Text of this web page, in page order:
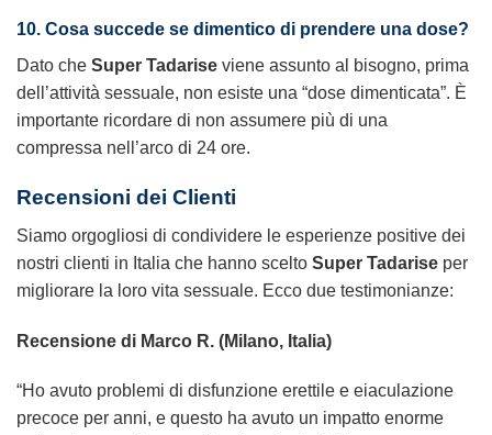
10. Cosa succede se dimentico di prendere una dose?
Dato che Super Tadarise viene assunto al bisogno, prima
dell’attività sessuale, non esiste una “dose dimenticata”. È
importante ricordare di non assumere più di una
compressa nell’arco di 24 ore.
Recensioni dei Clienti
Siamo orgogliosi di condividere le esperienze positive dei
nostri clienti in Italia che hanno scelto Super Tadarise per
migliorare la loro vita sessuale. Ecco due testimonianze:
Recensione di Marco R. (Milano, Italia)
“Ho avuto problemi di disfunzione erettile e eiaculazione
precoce per anni, e questo ha avuto un impatto enorme